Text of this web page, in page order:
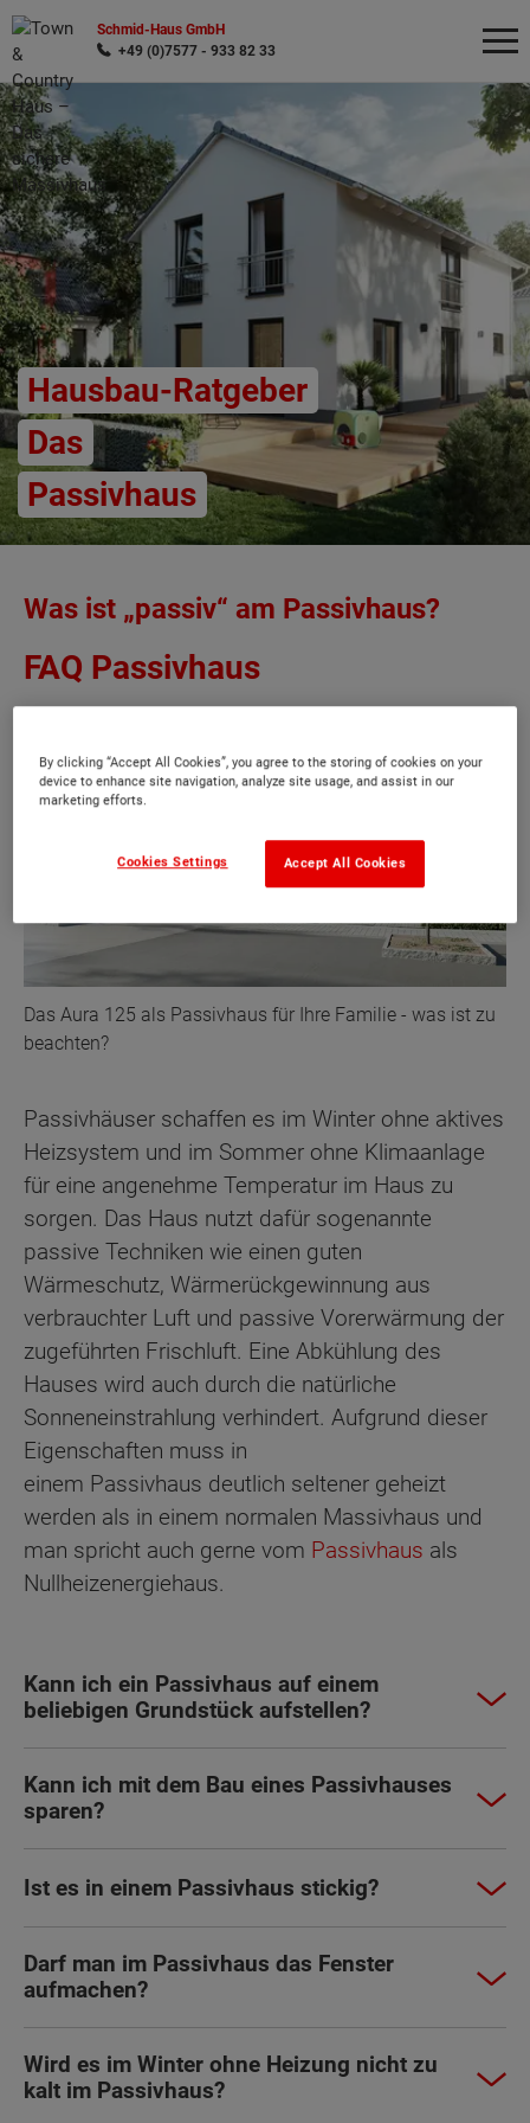
Schmid-Haus GmbH
+49 (0)7577 - 933 82 33
Hausbau-Ratgeber
Das
Passivhaus
Was ist „passiv“ am Passivhaus?
FAQ Passivhaus
Das Aura 125 als Passivhaus für Ihre Familie - was ist zu
beachten?
Passivhäuser schaffen es im Winter ohne aktives
Heizsystem und im Sommer ohne Klimaanlage
für eine angenehme Temperatur im Haus zu
sorgen. Das Haus nutzt dafür sogenannte
passive Techniken wie einen guten
Wärmeschutz, Wärmerückgewinnung aus
verbrauchter Luft und passive Vorerwärmung der
zugeführten Frischluft. Eine Abkühlung des
Hauses wird auch durch die natürliche
Sonneneinstrahlung verhindert. Aufgrund dieser
Eigenschaften muss in
einem Passivhaus deutlich seltener geheizt
werden als in einem normalen Massivhaus und
man spricht auch gerne vom Passivhaus als
Nullheizenergiehaus.
Kann ich ein Passivhaus auf einem
beliebigen Grundstück aufstellen?
Kann ich mit dem Bau eines Passivhauses
sparen?
Ist es in einem Passivhaus stickig?
Darf man im Passivhaus das Fenster
aufmachen?
Wird es im Winter ohne Heizung nicht zu
kalt im Passivhaus?
Wonach möchten Sie suchen?
By clicking “Accept All Cookies”, you agree to the storing of cookies on your
device to enhance site navigation, analyze site usage, and assist in our
marketing efforts.
Accept All Cookies
Cookies Settings